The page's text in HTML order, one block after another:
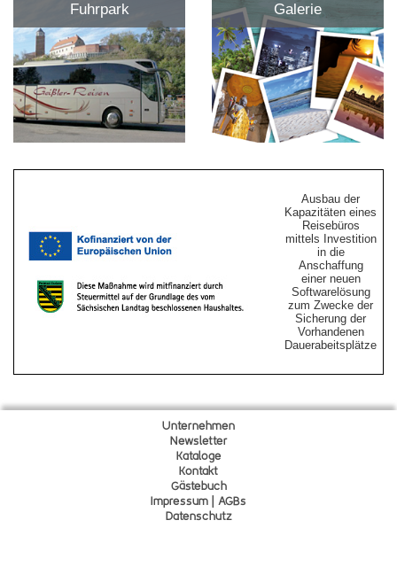
Fuhrpark Galerie
Ausbau der
Kapazitäten eines
Reisebüros
mittels Investition
in die
Anschaffung
einer neuen
Softwarelösung
zum Zwecke der
Sicherung der
Vorhandenen
Dauerabeitsplätze
Unternehmen
Newsletter
Kataloge
Kontakt
Gästebuch
Impressum | AGBs
Datenschutz